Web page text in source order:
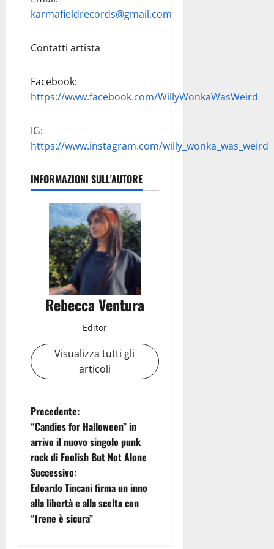
karmafieldrecords@gmail.com
Contatti artista
Facebook:
https://www.facebook.com/WillyWonkaWasWeird
IG:
https://www.instagram.com/willy_wonka_was_weird
INFORMAZIONI SULL'AUTORE
Rebecca Ventura
Editor
Visualizza tutti gli
articoli
N
a
v
i
g
Precedente:
“Candies for Halloween” in
arrivo il nuovo singolo punk
rock di Foolish But Not Alone
Successivo:
Edoardo Tincani firma un inno
alla libertà e alla scelta con
“Irene è sicura”